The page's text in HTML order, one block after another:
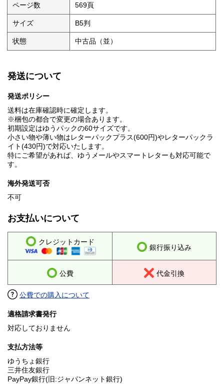
ページ数 569頁
サイズ B5判
状態 中古品（並）
発送について
発送ポリシー
送料は在庫確認時に確定します。
※梱包の都合で変更の場合あります。
初期設定はゆうパックの60サイズです。
小さい物や薄い物はレターパックプラス(600円)やレターパックラ
イト(430円)で対応いたします。
特にご希望があれば、ゆうメールやスマートレターも対応可能で
す。
海外発送可否
不可
お支払いについて
クレジットカード
銀行振り込み
公費 代金引換
公費での購入について
適格請求書発行
対応しておりません
支払方法等
ゆうちょ銀行
三井住友銀行
PayPay銀行(旧:ジャパンネット銀行)